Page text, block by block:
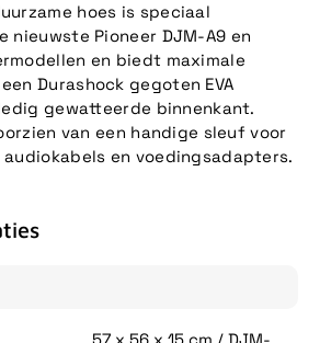
hoes is speciaal
nieuwste Pioneer DJM-A9 en
en biedt maximale
Durashock gegoten EVA
gewatteerde binnenkant.
van een handige sleuf voor
en voedingsadapters.
57 x 56 x 15 cm / DJM-